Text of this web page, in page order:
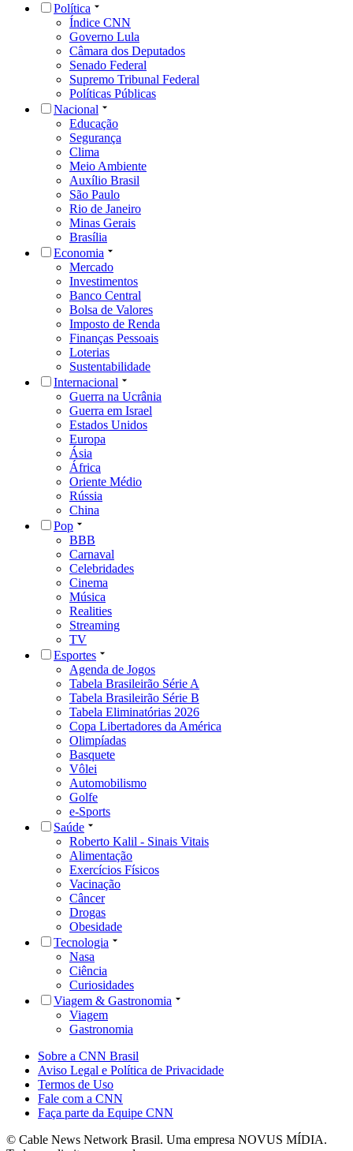
Política
Índice CNN
Governo Lula
Câmara dos Deputados
Senado Federal
Supremo Tribunal Federal
Políticas Públicas
Nacional
Educação
Segurança
Clima
Meio Ambiente
Auxílio Brasil
São Paulo
Rio de Janeiro
Minas Gerais
Brasília
Economia
Mercado
Investimentos
Banco Central
Bolsa de Valores
Imposto de Renda
Finanças Pessoais
Loterias
Sustentabilidade
Internacional
Guerra na Ucrânia
Guerra em Israel
Estados Unidos
Europa
Ásia
África
Oriente Médio
Rússia
China
Pop
BBB
Carnaval
Celebridades
Cinema
Música
Realities
Streaming
TV
Esportes
Agenda de Jogos
Tabela Brasileirão Série A
Tabela Brasileirão Série B
Tabela Eliminatórias 2026
Copa Libertadores da América
Olimpíadas
Basquete
Vôlei
Automobilismo
Golfe
e-Sports
Saúde
Roberto Kalil - Sinais Vitais
Alimentação
Exercícios Físicos
Vacinação
Câncer
Drogas
Obesidade
Tecnologia
Nasa
Ciência
Curiosidades
Viagem & Gastronomia
Viagem
Gastronomia
Sobre a CNN Brasil
Aviso Legal e Política de Privacidade
Termos de Uso
Fale com a CNN
Faça parte da Equipe CNN
© Cable News Network Brasil. Uma empresa NOVUS MÍDIA.